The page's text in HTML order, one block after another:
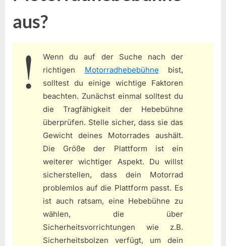
aus?
Wenn du auf der Suche nach der
richtigen Motorradhebebühne bist,
solltest du einige wichtige Faktoren
beachten. Zunächst einmal solltest du
die Tragfähigkeit der Hebebühne
überprüfen. Stelle sicher, dass sie das
Gewicht deines Motorrades aushält.
Die Größe der Plattform ist ein
weiterer wichtiger Aspekt. Du willst
sicherstellen, dass dein Motorrad
problemlos auf die Plattform passt. Es
ist auch ratsam, eine Hebebühne zu
wählen, die über
Sicherheitsvorrichtungen wie z.B.
Sicherheitsbolzen verfügt, um dein